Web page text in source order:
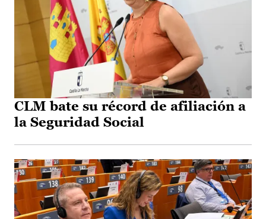
CLM bate su récord de afiliación a
la Seguridad Social